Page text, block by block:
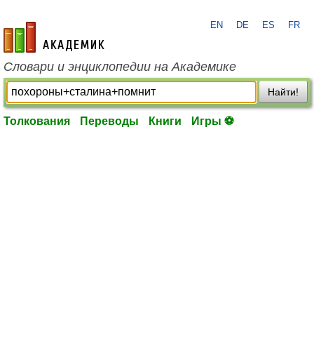
academic.ru
EN DE ES FR
Словари и энциклопедии на Академике
Найти!
Толкования Переводы Книги Игры ⚽